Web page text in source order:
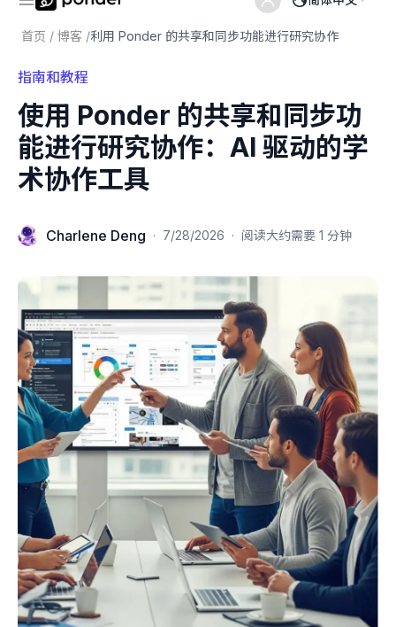
首页 / 博客 /利用 Ponder 的共享和同步功能进行研究协作
指南和教程
使用 Ponder 的共享和同步功
能进行研究协作：AI 驱动的学
术协作工具
Charlene Deng · 7/28/2026 · 阅读大约需要 1 分钟